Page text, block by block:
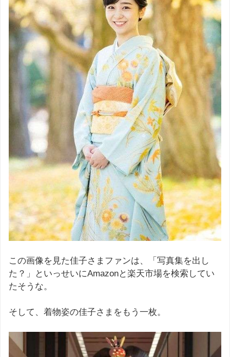
この画像を見た佳子さまファンは、「写真集を出し
た？」といっせいにAmazonと楽天市場を検索してい
たそうな。
そして、着物姿の佳子さまをもう一枚。